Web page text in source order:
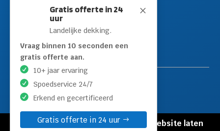
M
Gratis offerte in 24
uur
Landelijke dekking.
Vraag binnen 10 seconden een
gratis offerte aan.
10+ jaar ervaring
Spoedservice 24/7
Erkend en gecertificeerd
Gratis offerte in 24 uur
Loodgieter Rijswijk
Loodgieter Schiedam
Loodgieter Leidschendam
Loodgieter Hilversum
© Copyright Loodgieters Kwartier |
Website laten